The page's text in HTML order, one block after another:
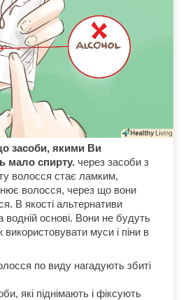
засоби, якими Ви
мало спирту. через засоби з
волосся стає ламким,
волосся, через що вони
В якості альтернативи
водній основі. Вони не будуть
муси і піни в
по виду нагадують збиті
які піднімають і фіксують